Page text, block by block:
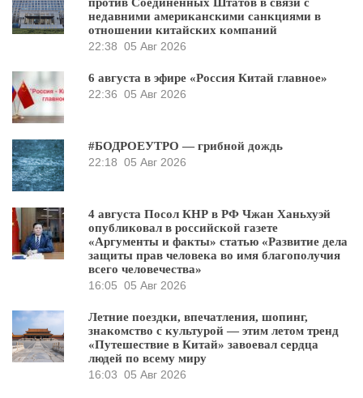
недавними американскими санкциями в
отношении китайских компаний
22:38 05 Авг 2026
6 августа в эфире «Россия Китай главное»
22:36 05 Авг 2026
#БОДРОЕУТРО — грибной дождь
22:18 05 Авг 2026
4 августа Посол КНР в РФ Чжан Ханьхуэй
опубликовал в российской газете
«Аргументы и факты» статью «Развитие дела
защиты прав человека во имя благополучия
всего человечества»
16:05 05 Авг 2026
Летние поездки, впечатления, шопинг,
знакомство с культурой — этим летом тренд
«Путешествие в Китай» завоевал сердца
людей по всему миру
16:03 05 Авг 2026